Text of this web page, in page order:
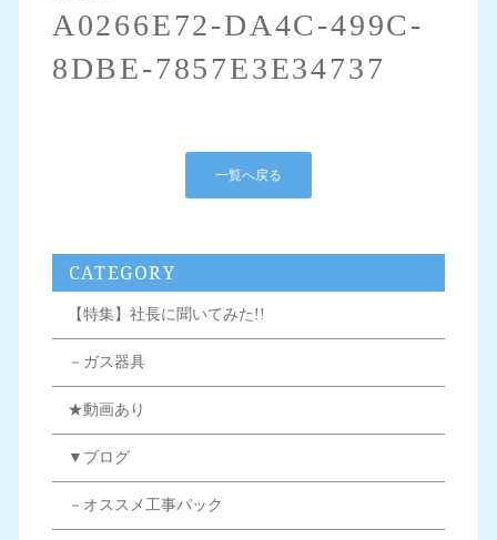
A0266E72-DA4C-499C-
8DBE-7857E3E34737
一覧へ戻る
CATEGORY
【特集】社長に聞いてみた!!
－ガス器具
★動画あり
▼ブログ
－オススメ工事パック